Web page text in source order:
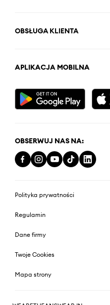
OBSŁUGA KLIENTA
APLIKACJA MOBILNA
OBSERWUJ NAS NA:
Polityka prywatności
Regulamin
Dane firmy
Twoje Cookies
Mapa strony